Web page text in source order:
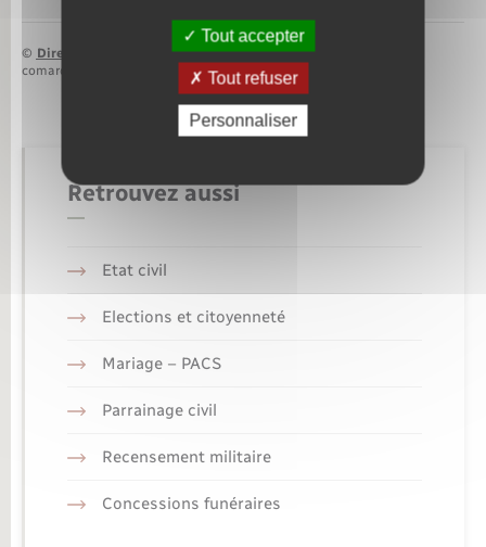
© Direction de l’information légale et administrative
comarquage developpé par
baseo.io
Retrouvez aussi
Etat civil
Elections et citoyenneté
Mariage – PACS
Parrainage civil
Recensement militaire
Concessions funéraires
Tout accepter
Tout refuser
Personnaliser